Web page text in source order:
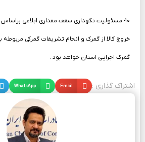
۱۰- مسئولیت نگهداری سقف مقداری ابلاغی
خروج کالا از گمرک و انجام تشریفات گمرکی مربوطه
گمرک اجرایی استان خواهد بود .
اشتراک گذاری : Email
WhatsApp